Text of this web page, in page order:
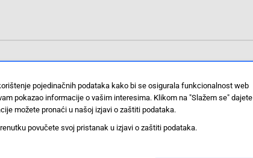
EAN: 6952344217986
pojedinačnih podataka kako bi se osigurala funkcionalnost web
pokazao informacije o vašim interesima. Klikom na "Slažem se" dajete
možete pronaći u našoj izjavi o zaštiti podataka.
povučete svoj pristanak u izjavi o zaštiti podataka.